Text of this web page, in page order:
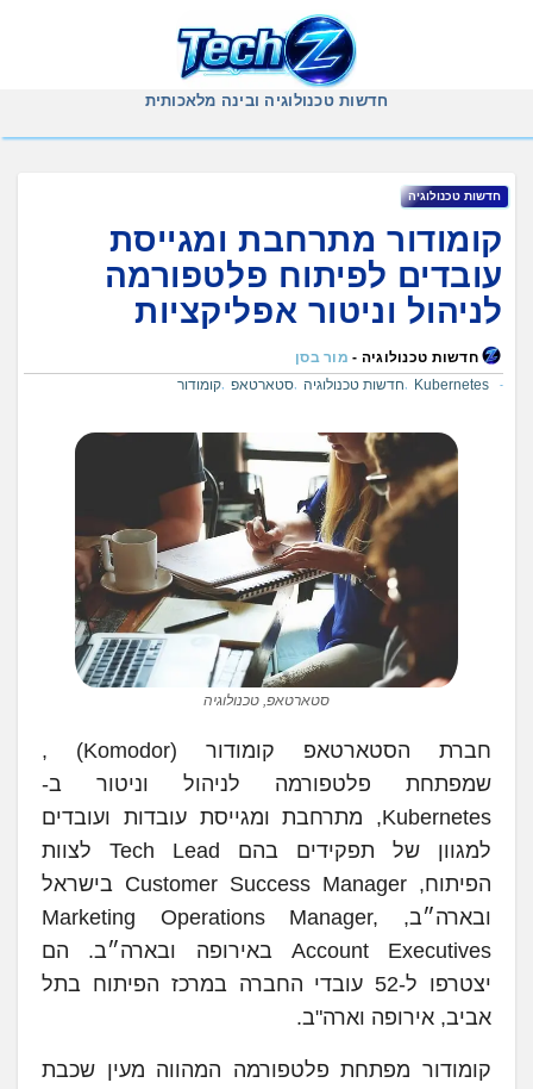
חדשות טכנולוגיה ובינה מלאכותית
חדשות טכנולוגיה
קומודור מתרחבת ומגייסת
עובדים לפיתוח פלטפורמה
לניהול וניטור אפליקציות
חדשות טכנולוגיה - מור בסן
Kubernetes
חדשות טכנולוגיה סטארטאפ קומודור
סטארטאפ, טכנולוגיה
חברת הסטארטאפ קומודור (Komodor) ,
שמפתחת פלטפורמה לניהול וניטור ב-
Kubernetes, מתרחבת ומגייסת עובדות ועובדים
למגוון של תפקידים בהם Tech Lead לצוות
הפיתוח, Customer Success Manager בישראל
ובארה״ב, Marketing Operations Manager,
Account Executives באירופה ובארה״ב. הם
יצטרפו ל-52 עובדי החברה במרכז הפיתוח בתל
אביב, אירופה וארה"ב.
קומודור מפתחת פלטפורמה המהווה מעין שכבת